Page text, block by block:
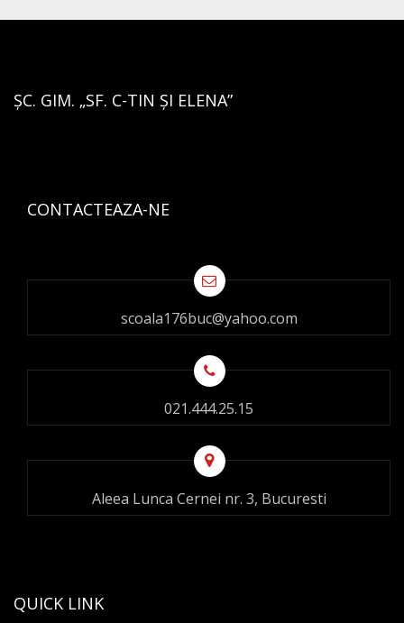
ȘC. GIM. „SF. C-TIN ȘI ELENA”
CONTACTEAZA-NE
scoala176buc@yahoo.com
021.444.25.15
Aleea Lunca Cernei nr. 3, Bucuresti
QUICK LINK